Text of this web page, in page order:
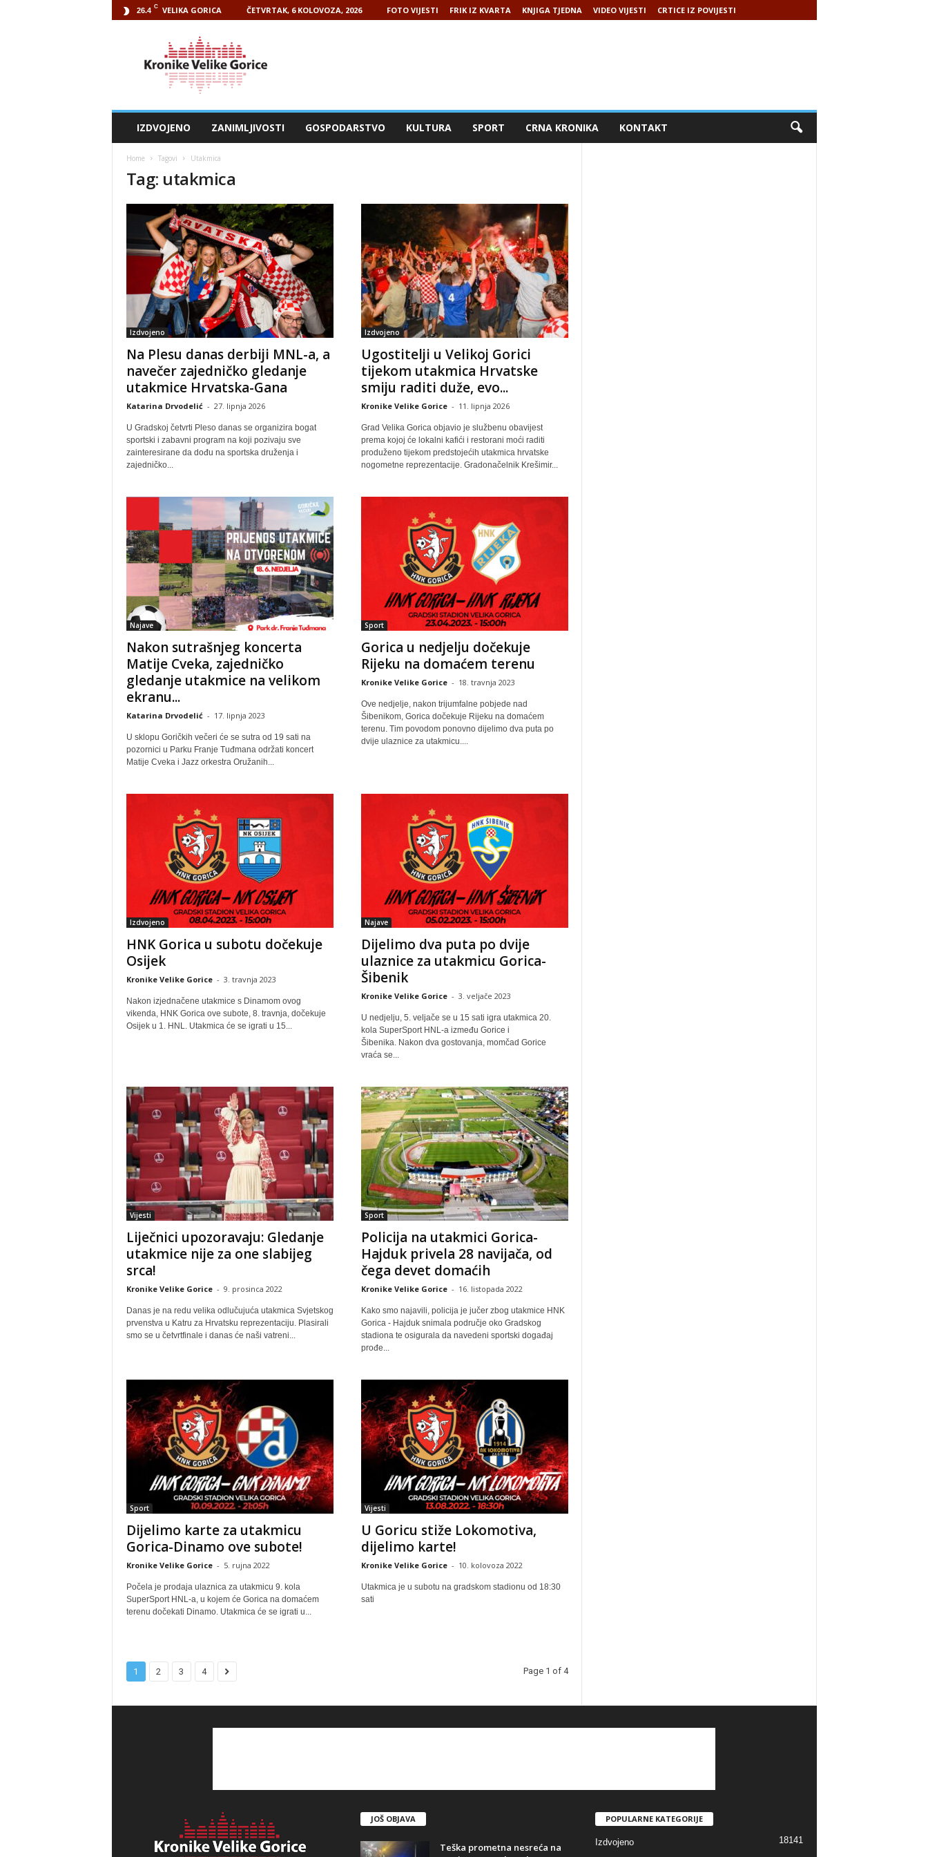
26.4 C VELIKA GORICA ČETVRTAK, 6 KOLOVOZA, 2026 FOTO VIJESTI FRIK IZ KVARTA KNJIGA TJEDNA VIDEO VIJESTI CRTICE IZ POVIJESTI
IZDVOJENO ZANIMLJIVOSTI GOSPODARSTVO KULTURA SPORT CRNA KRONIKA KONTAKT
Home Tagovi Utakmica
Tag: utakmica
Izdvojeno
Na Plesu danas derbiji MNL-a, a
navečer zajedničko gledanje
utakmice Hrvatska-Gana
Katarina Drvodelić - 27. lipnja 2026
U Gradskoj četvrti Pleso danas se organizira bogat
sportski i zabavni program na koji pozivaju sve
zainteresirane da dođu na sportska druženja i
zajedničko...
Izdvojeno
Ugostitelji u Velikoj Gorici
tijekom utakmica Hrvatske
smiju raditi duže, evo...
Kronike Velike Gorice - 11. lipnja 2026
Grad Velika Gorica objavio je službenu obavijest
prema kojoj će lokalni kafići i restorani moći raditi
produženo tijekom predstojećih utakmica hrvatske
nogometne reprezentacije. Gradonačelnik Krešimir...
Najave
Nakon sutrašnjeg koncerta
Matije Cveka, zajedničko
gledanje utakmice na velikom
ekranu...
Katarina Drvodelić - 17. lipnja 2023
U sklopu Goričkih večeri će se sutra od 19 sati na
pozornici u Parku Franje Tuđmana održati koncert
Matije Cveka i Jazz orkestra Oružanih...
Sport
Gorica u nedjelju dočekuje
Rijeku na domaćem terenu
Kronike Velike Gorice - 18. travnja 2023
Ove nedjelje, nakon trijumfalne pobjede nad
Šibenikom, Gorica dočekuje Rijeku na domaćem
terenu. Tim povodom ponovno dijelimo dva puta po
dvije ulaznice za utakmicu....
Izdvojeno
HNK Gorica u subotu dočekuje
Osijek
Kronike Velike Gorice - 3. travnja 2023
Nakon izjednačene utakmice s Dinamom ovog
vikenda, HNK Gorica ove subote, 8. travnja, dočekuje
Osijek u 1. HNL. Utakmica će se igrati u 15...
Najave
Dijelimo dva puta po dvije
ulaznice za utakmicu Gorica-
Šibenik
Kronike Velike Gorice - 3. veljače 2023
U nedjelju, 5. veljače se u 15 sati igra utakmica 20.
kola SuperSport HNL-a između Gorice i
Šibenika. Nakon dva gostovanja, momčad Gorice
vraća se...
Vijesti
Liječnici upozoravaju: Gledanje
utakmice nije za one slabijeg
srca!
Kronike Velike Gorice - 9. prosinca 2022
Danas je na redu velika odlučujuća utakmica Svjetskog
prvenstva u Katru za Hrvatsku reprezentaciju. Plasirali
smo se u četvrtfinale i danas će naši vatreni...
Sport
Policija na utakmici Gorica-
Hajduk privela 28 navijača, od
čega devet domaćih
Kronike Velike Gorice - 16. listopada 2022
Kako smo najavili, policija je jučer zbog utakmice HNK
Gorica - Hajduk snimala područje oko Gradskog
stadiona te osigurala da navedeni sportski događaj
prođe...
Sport
Dijelimo karte za utakmicu
Gorica-Dinamo ove subote!
Kronike Velike Gorice - 5. rujna 2022
Počela je prodaja ulaznica za utakmicu 9. kola
SuperSport HNL-a, u kojem će Gorica na domaćem
terenu dočekati Dinamo. Utakmica će se igrati u...
Vijesti
U Goricu stiže Lokomotiva,
dijelimo karte!
Kronike Velike Gorice - 10. kolovoza 2022
Utakmica je u subotu na gradskom stadionu od 18:30
sati
1 2 3 4 Page 1 of 4
JOŠ OBJAVA
Teška prometna nesreća na
POPULARNE KATEGORIJE
Izdvojeno
18141